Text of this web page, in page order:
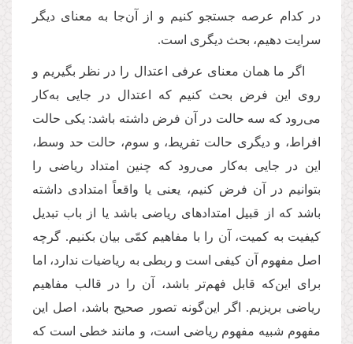
در کدام عرصه جستجو کنیم و از آنجا به معنای دیگر
سرایت دهیم، بحث دیگری است.
اگر ما همان معنای عرفی اعتدال را در نظر بگیریم و
روی این فرض بحث کنیم که اعتدال در جایی بهکار
میرود که سه حالت در آن فرض داشته باشد: یکی حالت
افراط، و دیگری حالت تفریط، و سوم، حالت حد وسط،
این در جایی بهكار میرود که چنین امتداد ریاضی را
بتوانیم در آن فرض کنیم، یعنی یا واقعاً امتدادی داشته
باشد که از قبیل امتدادهای ریاضی باشد یا از باب تبدیل
کیفیت به کمیت، آن را با مفاهیم کمّی بیان بکنیم. گرچه
اصل مفهوم آن کیفی است و ربطی به ریاضیات ندارد، اما
برای اینكه قابل فهمتر باشد، آن را در قالب مفاهیم
ریاضی بریزیم. اگر اینگونه تصور صحیح باشد، اصل این
مفهوم شبیه مفهوم ریاضی است، و مانند خطی است که